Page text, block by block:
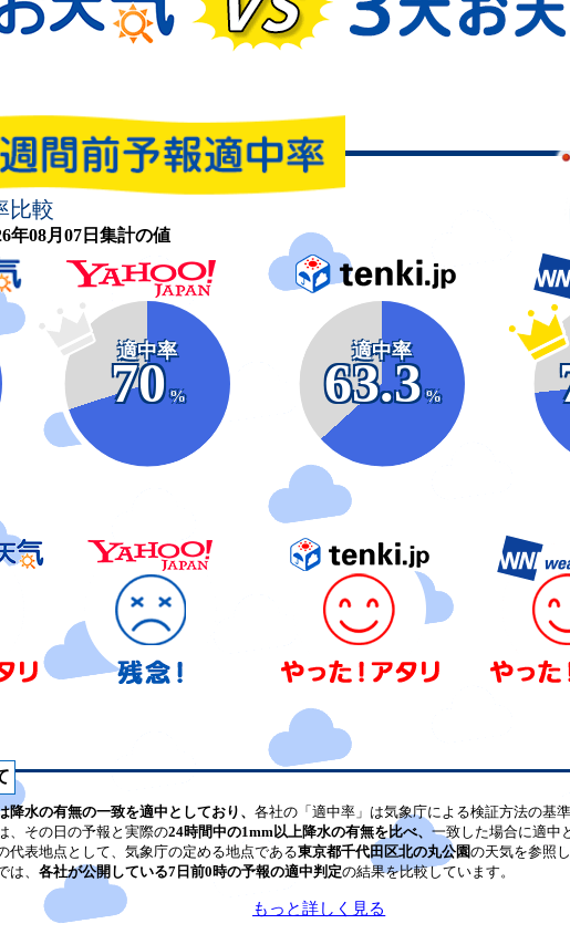
比較
年08月07日集計の値
適中率
70
%
適中率
63.3
%
降水の有無の一致を適中としており、 各社の「適中率」は気象庁による検証方法の基
、その日の予報と実際の24時間中の1mm以上降水の有無を比べ、 一致した場合に適中
代表地点として、気象庁の定める地点である東京都千代田区北の丸公園の天気を参照
、 各社が公開している7日前0時の予報の適中判定の結果を比較しています。
もっと詳しく見る